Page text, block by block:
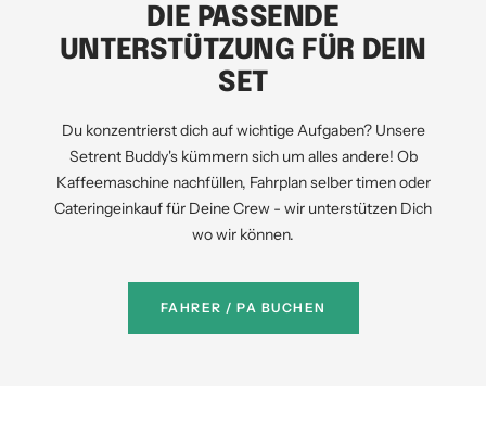
DIE PASSENDE
UNTERSTÜTZUNG FÜR DEIN
SET
Du konzentrierst dich auf wichtige Aufgaben? Unsere
Setrent Buddy's kümmern sich um alles andere! Ob
Kaffeemaschine nachfüllen, Fahrplan selber timen oder
Cateringeinkauf für Deine Crew - wir unterstützen Dich
wo wir können.
FAHRER / PA BUCHEN